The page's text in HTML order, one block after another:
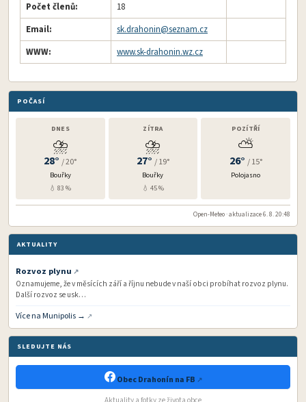
Počet členů:
18
Email:
sk.drahonin@seznam.cz
WWW:
www.sk-drahonin.wz.cz
POČASÍ
DNES
⛈️
28°/ 20°
Bouřky
💧 83 %
ZÍTRA
⛈️
27° / 19°
Bouřky
💧 45 %
POZÍTŘÍ
⛅
26° / 15°
Polojasno
Open-Meteo · aktualizace 6. 8. 20:48
AKTUALITY
Rozvoz plynu
Oznamujeme, že v měsících září a říjnu nebude v naší obci probíhat rozvoz plynu.
Další rozvoz se usk…
Více na Munipolis →
SLEDUJTE NÁS
Obec Drahonín na FB